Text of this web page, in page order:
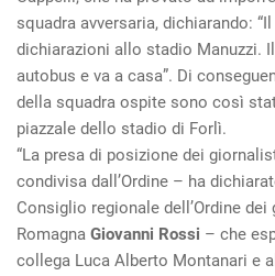
squadra avversaria, dichiarando:
dichiarazioni allo stadio Manuzzi.
autobus e va a casa”. Di
della squadra ospite sono così
piazzale dello stadio di Forlì.
“La presa di posizione dei
condivisa dall’Ordine – ha
Consiglio regionale dell’Ordine
Romagna Giovanni Rossi – che
collega Luca Alberto Montanari e